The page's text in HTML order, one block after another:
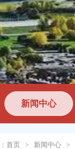
新闻中心
首页 > 新闻中心 >